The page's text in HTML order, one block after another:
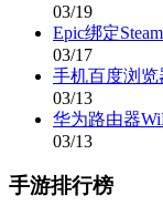
03/19
Epic绑定
03/17
手机百度浏
03/13
华为路由器
03/13
手游排行榜